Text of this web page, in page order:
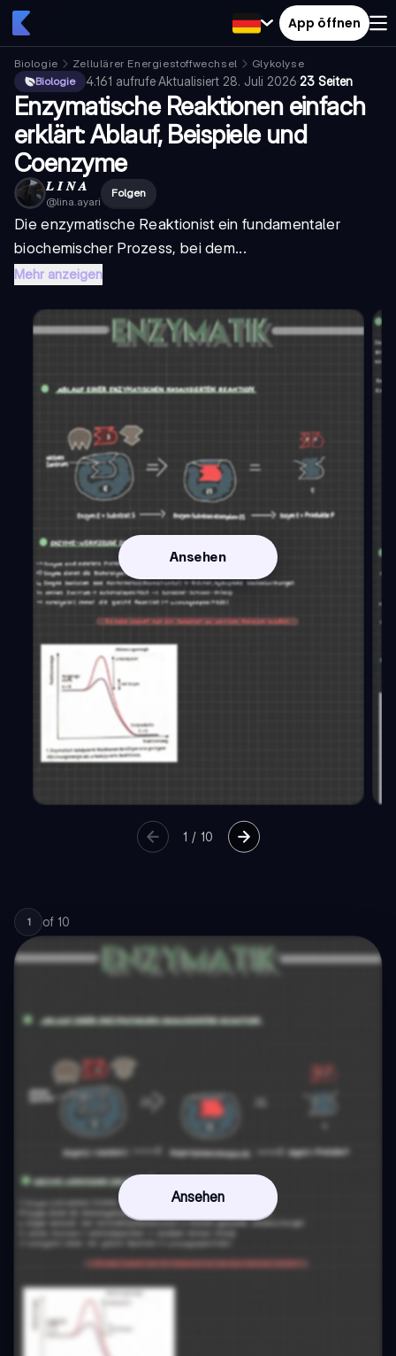
App öffnen
Biologie Zellulärer Energiestoffwechsel
Glykolyse
Biologie
4.161 aufrufe·Aktualisiert 28. Juli 2026·23 Seiten
Enzymatische Reaktionen einfach
erklärt: Ablauf, Beispiele und
Coenzyme
𝑳 𝑰 𝑵 𝑨
@lina.ayari
Folgen
Dieenzymatische Reaktionist ein fundamentaler
biochemischer Prozess, bei dem...
Mehr anzeigen
Ansehen
1 / 10
1 of 10
Ansehen